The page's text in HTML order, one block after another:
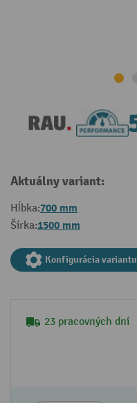
Aktuálny variant:
Hĺbka:700 mm
Šírka:1500 mm
Konfigurácia variantu
23 pracovných dní